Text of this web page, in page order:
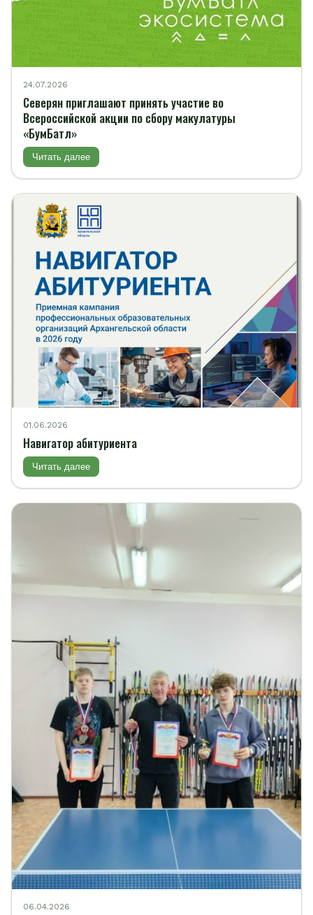
24.07.2026
Северян приглашают принять участие во
Всероссийской акции по сбору макулатуры
«БумБатл»
Читать далее
01.06.2026
Навигатор абитуриента
Читать далее
06.04.2026